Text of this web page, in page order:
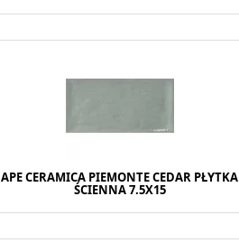
APE CERAMICA PIEMONTE CEDAR PŁYTKA
ŚCIENNA 7.5X15